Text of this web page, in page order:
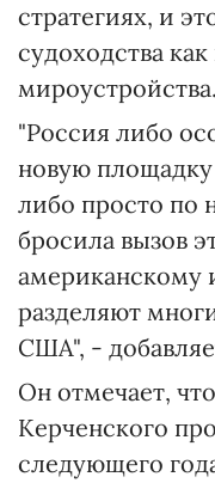
стратегиях, и
судоходства
мироустройства.
"Россия либо
новую
либо просто по
бросила вызов
американскому
разделяют
США", -
Он отмечает,
Керченского
следующего